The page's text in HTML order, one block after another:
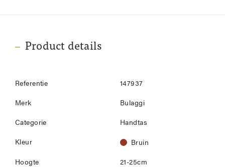
Product details
Referentie 147937
Merk Bulaggi
Categorie Handtas
Kleur Bruin
Hoogte 21-25cm